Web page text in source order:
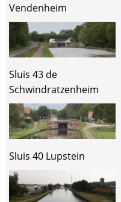
Vendenheim
Sluis 43 de
Schwindratzenheim
Sluis 40 Lupstein